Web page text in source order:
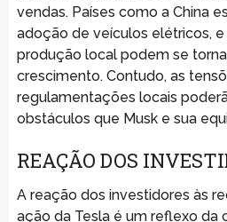
vendas. Países como a China
adoção de veículos elétricos,
produção local podem se
crescimento. Contudo, as
regulamentações locais
obstáculos que Musk e sua
REAÇÃO DOS
A reação dos investidores às
ação da Tesla é um reflexo da